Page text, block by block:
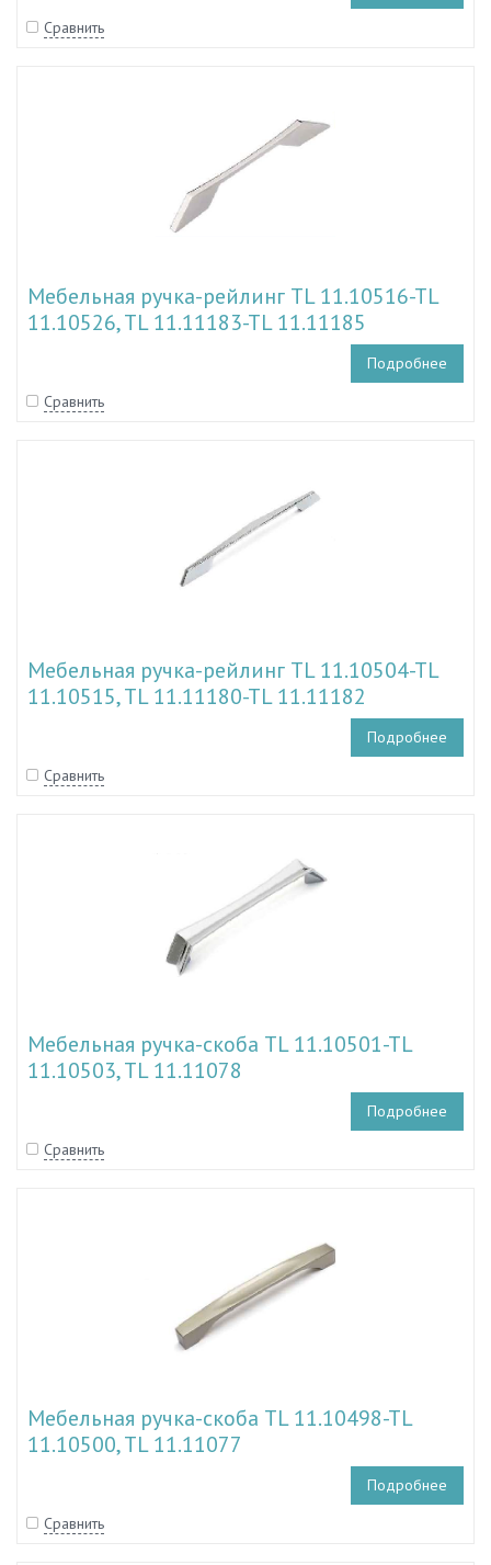
Сравнить
Мебельная ручка-рейлинг TL 11.10516-TL
11.10526, TL 11.11183-TL 11.11185
Подробнее
Сравнить
Мебельная ручка-рейлинг TL 11.10504-TL
11.10515, TL 11.11180-TL 11.11182
Подробнее
Сравнить
Мебельная ручка-скоба TL 11.10501-TL
11.10503, TL 11.11078
Подробнее
Сравнить
Мебельная ручка-скоба TL 11.10498-TL
11.10500, TL 11.11077
Подробнее
Сравнить